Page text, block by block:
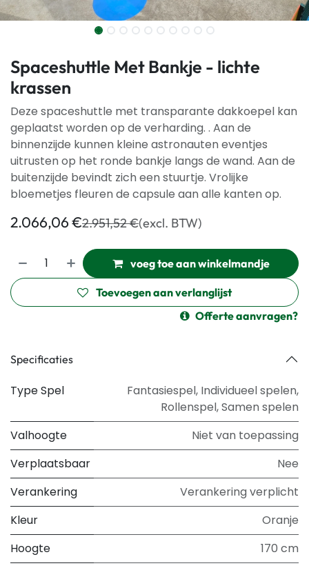
Spaceshuttle Met Bankje - lichte
krassen
Deze spaceshuttle met transparante dakkoepel kan
geplaatst worden op de verharding. . Aan de
binnenzijde kunnen kleine astronauten eventjes
uitrusten op het ronde bankje langs de wand. Aan de
buitenzijde bevindt zich een stuurtje. Vrolijke
bloemetjes fleuren de capsule aan alle kanten op.
2.066,06€2.951,52€(excl. BTW)
voeg toe aan winkelmandje
Toevoegen aan verlanglijst
Offerte aanvragen?
Specificaties
Type Spel Fantasiespel, Individueel spelen,
Rollenspel,Samen spelen
Valhoogte
Niet van toepassing
Verplaatsbaar
Nee
Verankering
Verankering verplicht
Kleur
Oranje
Hoogte
170 cm